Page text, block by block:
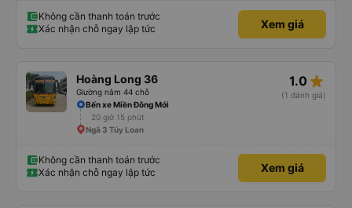
Không cần thanh toán trước
Xác nhận chỗ ngay lập tức
Xem giá
Hoàng Long 36
Giường nằm 44 chỗ
1.0 star_rate
(1 đánh giá)
Bến xe Miền Đông Mới
20 giờ 15 phút
Ngã 3 Túy Loan
Không cần thanh toán trước
Xác nhận chỗ ngay lập tức
Xem giá